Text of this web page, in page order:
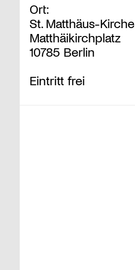
Ort:
St. Matthäus-Kirche
Matthäikirchplatz
10785 Berlin
Eintritt frei